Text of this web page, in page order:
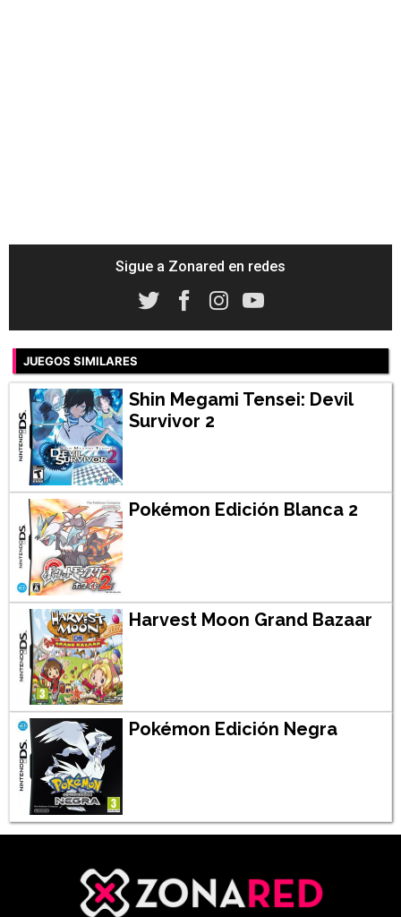
Sigue a Zonared en redes
JUEGOS SIMILARES
Shin Megami Tensei: Devil
Survivor 2
Pokémon Edición Blanca 2
Harvest Moon Grand Bazaar
Pokémon Edición Negra